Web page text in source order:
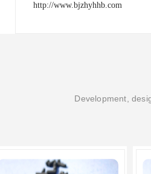
http://www.bjzhyhhb.com
Development,